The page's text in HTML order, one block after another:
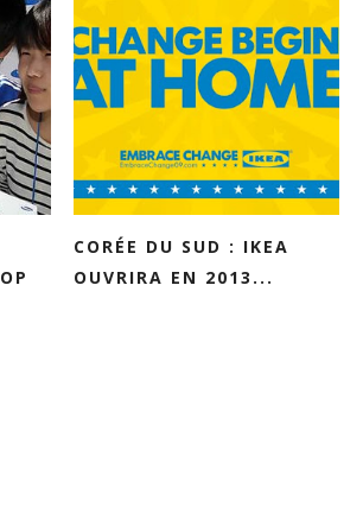
CORÉE DU SUD : IKEA
OUVRIRA EN 2013...